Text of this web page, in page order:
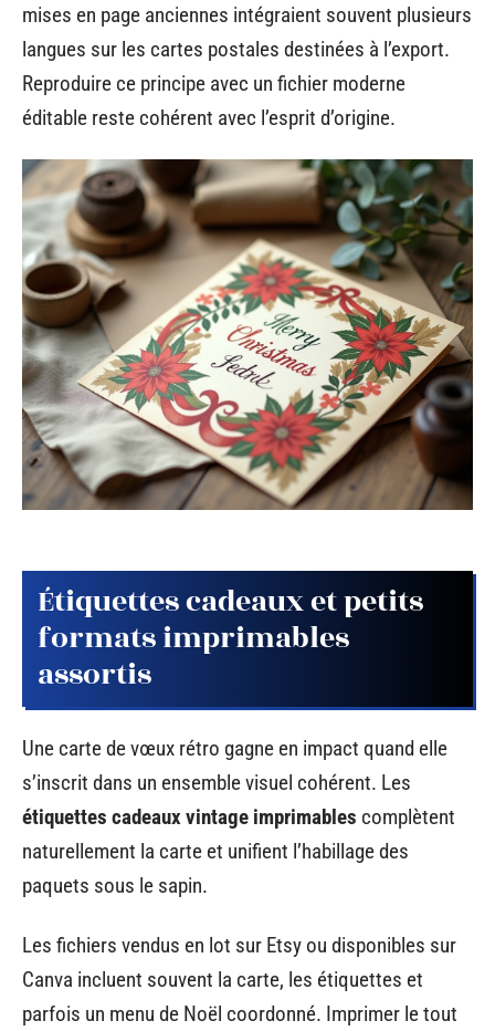
mises en page anciennes intégraient souvent plusieurs
langues sur les cartes postales destinées à l’export.
Reproduire ce principe avec un fichier moderne
éditable reste cohérent avec l’esprit d’origine.
Étiquettes cadeaux et petits
formats imprimables
assortis
Une carte de vœux rétro gagne en impact quand elle
s’inscrit dans un ensemble visuel cohérent. Les
étiquettes cadeaux vintage imprimables complètent
naturellement la carte et unifient l’habillage des
paquets sous le sapin.
Les fichiers vendus en lot sur Etsy ou disponibles sur
Canva incluent souvent la carte, les étiquettes et
parfois un menu de Noël coordonné. Imprimer le tout